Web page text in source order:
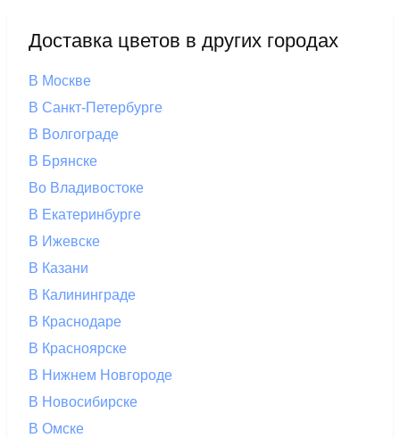
Доставка цветов в других городах
В Москве
В Санкт-Петербурге
В Волгограде
В Брянске
Во Владивостоке
В Екатеринбурге
В Ижевске
В Казани
В Калининграде
В Краснодаре
В Красноярске
В Нижнем Новгороде
В Новосибирске
В Омске